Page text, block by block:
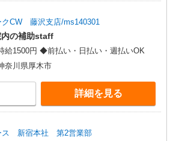
クCW 藤沢支店/ms140301
内の補助staff
時給1500円 ◆前払い・日払い・週払いOK
奈川県厚木市
詳細を見る
ス 新宿本社 第2営業部